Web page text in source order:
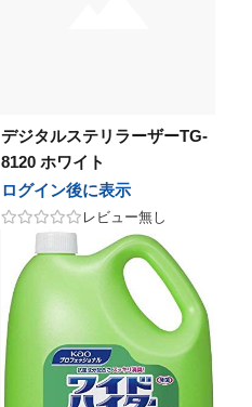
デジタルステリラーザーTG-
8120 ホワイト
ログイン後に表示
レビュー無し